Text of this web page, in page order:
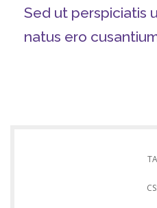
Sed ut perspiciatis
natus ero